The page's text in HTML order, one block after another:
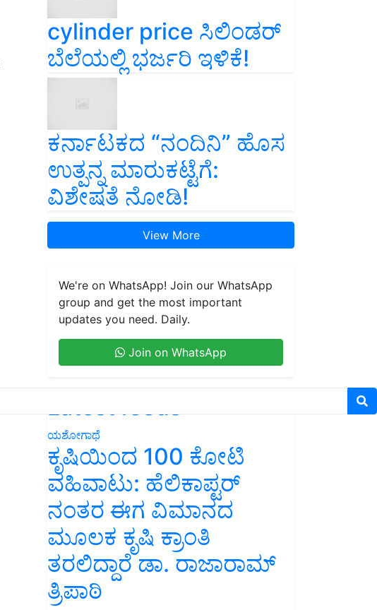
cylinder price ಸಿಲಿಂಡರ್‌
ಬೆಲೆಯಲ್ಲಿ ಭರ್ಜರಿ ಇಳಿಕೆ!
ಕರ್ನಾಟಕದ “ನಂದಿನಿ” ಹೊಸ
ಉತ್ಪನ್ನ ಮಾರುಕಟ್ಟೆಗೆ:
ವಿಶೇಷತೆ ನೋಡಿ!
View More
We're on WhatsApp! Join our WhatsApp
group and get the most important
updates you need. Daily.
Join on WhatsApp
Latest feeds
ಯಶೋಗಾಥೆ
ಕೃಷಿಯಿಂದ 100 ಕೋಟಿ
ವಹಿವಾಟು: ಹೆಲಿಕಾಪ್ಟರ್
ನಂತರ ಈಗ ವಿಮಾನದ
ಮೂಲಕ ಕೃಷಿ ಕ್ರಾಂತಿ
ತರಲಿದ್ದಾರೆ ಡಾ. ರಾಜಾರಾಮ್
ತ್ರಿಪಾಠಿ